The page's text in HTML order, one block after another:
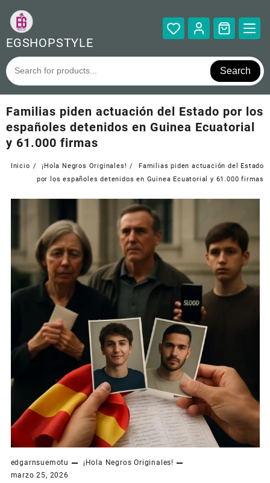
contenido
EGSHOPSTYLE
Search
Familias piden actuación del Estado por los
españoles detenidos en Guinea Ecuatorial
y 61.000 firmas
Inicio ¡Hola Negros Originales!
Familias piden actuación del Estado
por los españoles detenidos en Guinea Ecuatorial y 61.000 firmas
edgarnsuemotu
¡Hola Negros Originales!
marzo 25, 2026